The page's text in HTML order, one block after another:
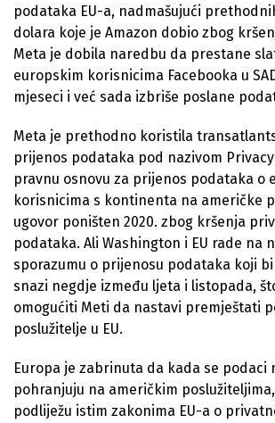
podataka EU-a, nadmašujući
dolara koje je Amazon dobio zbog
Meta je dobila naredbu da prestane
europskim korisnicima Facebooka u
mjeseci i već sada izbriše poslane
Meta je prethodno koristila
prijenos podataka pod nazivom
pravnu osnovu za prijenos podataka o
korisnicima s kontinenta na američke
ugovor poništen 2020. zbog kršenja
podataka. Ali Washington i EU rade na
sporazumu o prijenosu podataka koji
snazi ​​negdje između ljeta i listopada,
omogućiti Meti da nastavi premještati
poslužitelje u EU.
Europa je zabrinuta da kada se podaci
pohranjuju na američkim
podliježu istim zakonima EU-a o